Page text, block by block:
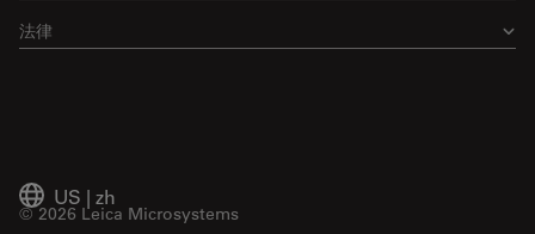
法律
US | zh
© 2026 Leica Microsystems